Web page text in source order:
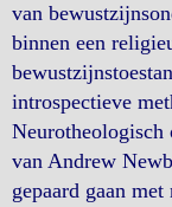
van
binnen een
introspectieve
Neurotheologisch
van Andrew
gepaard gaan